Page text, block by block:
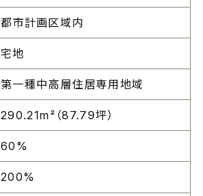
都市計画区域内
宅地
第一種中高層住居専用地域
290.21m²（87.79坪）
60%
200%